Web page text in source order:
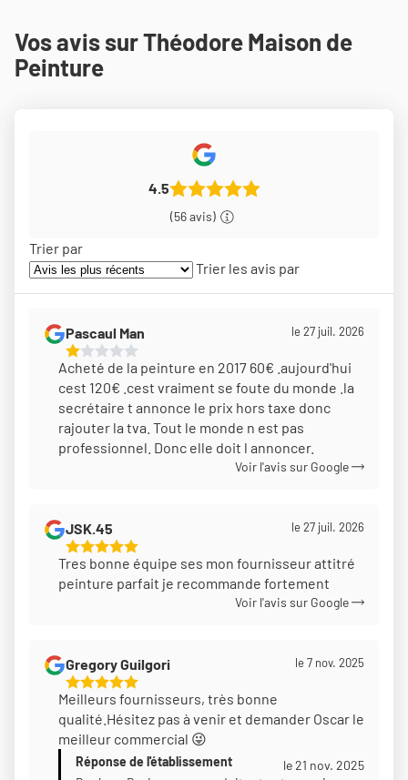
Vos avis sur Théodore Maison de
Peinture
4.5
(56 avis)
Trier par
Trier les avis par
Pascaul Man
1
Étoiles
Sur
5
le 27 juil. 2026
Acheté de la peinture en 2017 60€ .aujourd'hui
cest 120€ .cest vraiment se foute du monde .la
secrétaire t annonce le prix hors taxe donc
rajouter la tva. Tout le monde n est pas
professionnel. Donc elle doit l annoncer.
Voir l'avis sur Google
JSK.45
5
Étoiles
Sur
le 27 juil. 2026
Tres bonne équipe ses mon fournisseur attitré
peinture parfait je recommande fortement
Voir l'avis sur Google
Gregory Guilgori
5
Étoiles
Sur
5
le 7 nov. 2025
Meilleurs fournisseurs, très bonne
qualité.Hésitez pas à venir et demander Oscar le
meilleur commercial 😜
Réponse de l'établissement
le 21 nov. 2025